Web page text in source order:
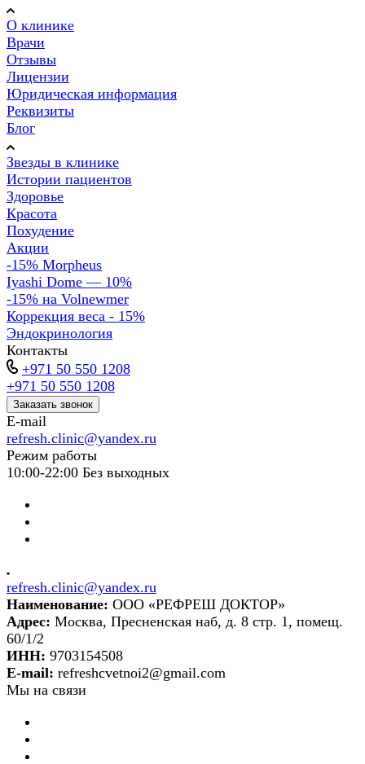
О клинике
Врачи
Отзывы
Лицензии
Юридическая информация
Реквизиты
Блог
Звезды в клинике
Истории пациентов
Здоровье
Красота
Похудение
Акции
-15% Morpheus
Iyashi Dome — 10%
-15% на Volnewmer
Коррекция веса - 15%
Эндокринология
Контакты
+971 50 550 1208
+971 50 550 1208
Заказать звонок
E-mail
refresh.clinic@yandex.ru
Режим работы
10:00-22:00 Без выходных
refresh.clinic@yandex.ru
Наименование: ООО «РЕФРЕШ ДОКТОР»
Адрес: Москва, Пресненская наб, д. 8 стр. 1, помещ.
60/1/2
ИНН: 9703154508
E-mail: refreshcvetnoi2@gmail.com
Мы на связи